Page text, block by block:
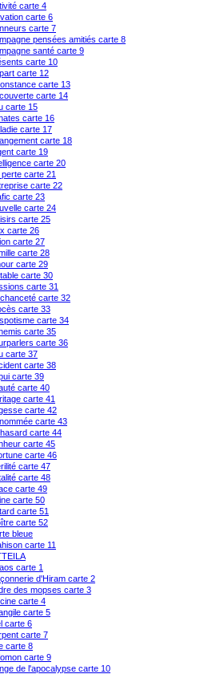
carte 4
carte 6
carte 7
pensées amitiés carte 8
santé carte 9
carte 10
carte 12
carte 13
carte 14
carte 15
carte 16
carte 17
carte 18
carte 19
carte 20
perte carte 21
carte 22
carte 23
carte 24
carte 25
carte 26
carte 27
carte 28
carte 29
carte 30
carte 31
carte 32
carte 33
carte 34
carte 35
carte 36
carte 37
carte 38
carte 39
carte 40
carte 41
carte 42
carte 43
carte 44
carte 45
carte 46
carte 47
carte 48
carte 49
carte 50
carte 51
carte 52
bleue
carte 11
carte 1
d'Hiram carte 2
des mopses carte 3
carte 4
carte 5
carte 6
carte 7
carte 8
carte 9
de l'apocalypse carte 10